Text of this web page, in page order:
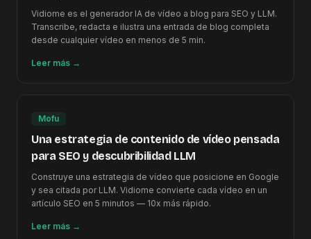
Vidiome es el generador IA de vídeo a blog para SEO y LLM.
Transcribe, redacta e ilustra una entrada de blog completa
desde cualquier vídeo en menos de 5 min.
Leer más →
Mofu
Una estrategia de contenido de vídeo pensada
para SEO y descubribilidad LLM
Construye una estrategia de vídeo que posicione en Google
y sea citada por LLM. Vidiome convierte cada vídeo en un
artículo SEO en 5 minutos — 10x más rápido.
Leer más →